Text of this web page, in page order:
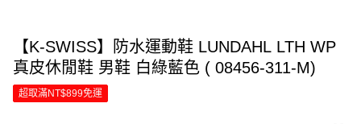
【K-SWISS】防水運動鞋 LUNDAHL LTH WP
真皮休閒鞋 男鞋 白綠藍色 ( 08456-311-M)
超取滿NT$899免運